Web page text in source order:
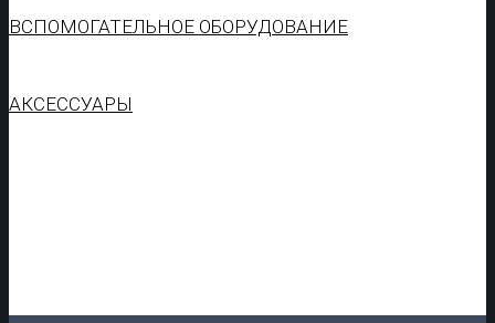
ВСПОМОГАТЕЛЬНОЕ ОБОРУДОВАНИЕ
АКСЕССУАРЫ